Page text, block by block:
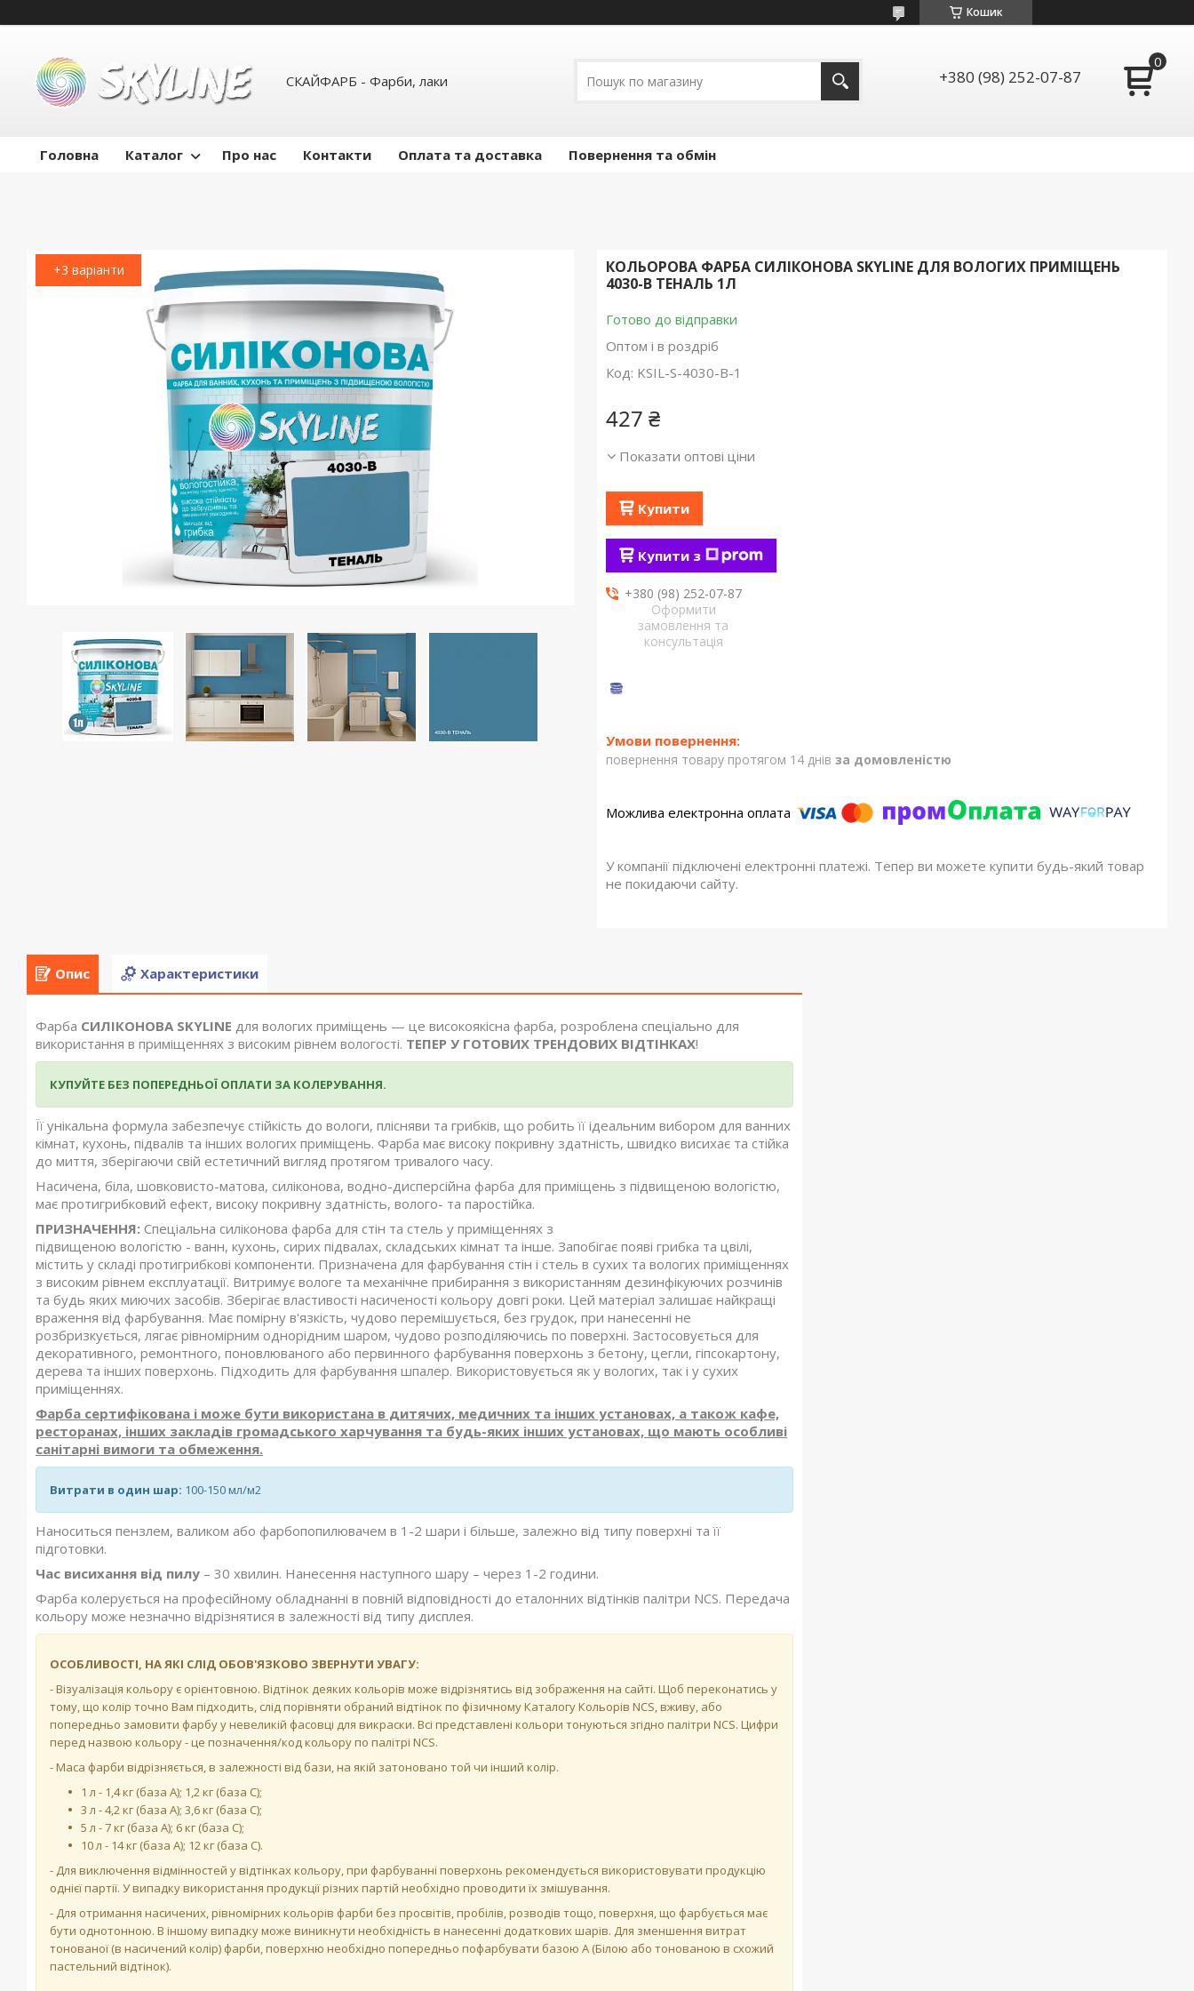
Кошик
СКАЙФАРБ - Фарби, лаки +380 (98) 252-07-87
Головна Каталог Про нас Контакти Оплата та доставка Повернення та обмін
+3 варіанти
КОЛЬОРОВА ФАРБА СИЛІКОНОВА SKYLINE ДЛЯ ВОЛОГИХ ПРИМІЩЕНЬ
4030-B ТЕНАЛЬ 1Л
Готово до відправки
Оптом і в роздріб
Код: KSIL-S-4030-B-1
427 ₴
Показати оптові ціни
Купити
Купити з
+380 (98) 252-07-87
Оформити
замовлення та
консультація
повернення товару протягом 14 днів за домовленістю
У компанії підключені електронні платежі. Тепер ви можете купити будь-який товар
не покидаючи сайту.
Опис Характеристики
Фарба СИЛІКОНОВА SKYLINE для вологих приміщень — це високоякісна фарба, розроблена спеціально для
використання в приміщеннях з високим рівнем вологості. ТЕПЕР У ГОТОВИХ ТРЕНДОВИХ ВІДТІНКАХ!
КУПУЙТЕ БЕЗ ПОПЕРЕДНЬОЇ ОПЛАТИ ЗА КОЛЕРУВАННЯ.
Її унікальна формула забезпечує стійкість до вологи, плісняви та грибків, що робить її ідеальним вибором для ванних
кімнат, кухонь, підвалів та інших вологих приміщень. Фарба має високу покривну здатність, швидко висихає та стійка
до миття, зберігаючи свій естетичний вигляд протягом тривалого часу.
Насичена, біла, шовковисто-матова, силіконова, водно-дисперсійна фарба для приміщень з підвищеною вологістю,
має протигрибковий ефект, високу покривну здатність, волого- та паростійка.
ПРИЗНАЧЕННЯ: Спеціальна силіконова фарба для стін та стель у приміщеннях з
підвищеною вологістю - ванн, кухонь, сирих підвалах, складських кімнат та інше. Запобігає появі грибка та цвілі,
містить у складі протигрибкові компоненти. Призначена для фарбування стін і стель в сухих та вологих приміщеннях
з високим рівнем експлуатації. Витримує вологе та механічне прибирання з використанням дезинфікуючих розчинів
та будь яких миючих засобів. Зберігає властивості насиченості кольору довгі роки. Цей матеріал залишає найкращі
враження від фарбування. Має помірну в'язкість, чудово перемішується, без грудок, при нанесенні не
розбризкується, лягає рівномірним однорідним шаром, чудово розподіляючись по поверхні. Застосовується для
декоративного, ремонтного, поновлюваного або первинного фарбування поверхонь з бетону, цегли, гіпсокартону,
дерева та інших поверхонь. Підходить для фарбування шпалер. Використовується як у вологих, так і у сухих
приміщеннях.
Фарба сертифікована і може бути використана в дитячих, медичних та інших установах, а також кафе,
ресторанах, інших закладів громадського харчування та будь-яких інших установах, що мають особливі
санітарні вимоги та обмеження.
Витрати в один шар: 100-150 мл/м2
Наноситься пензлем, валиком або фарбопопилювачем в 1-2 шари і більше, залежно від типу поверхні та її
підготовки.
Час висихання від пилу – 30 хвилин. Нанесення наступного шару – через 1-2 години.
Фарба колерується на професійному обладнанні в повній відповідності до еталонних відтінків палітри NCS. Передача
кольору може незначно відрізнятися в залежності від типу дисплея.
ОСОБЛИВОСТІ, НА ЯКІ СЛІД ОБОВ'ЯЗКОВО ЗВЕРНУТИ УВАГУ:
- Візуалізація кольору є орієнтовною. Відтінок деяких кольорів може відрізнятись від зображення на сайті. Щоб переконатись у
тому, що колір точно Вам підходить, слід порівняти обраний відтінок по фізичному Каталогу Кольорів NCS, вживу, або
попередньо замовити фарбу у невеликій фасовці для викраски. Всі представлені кольори тонуються згідно палітри NCS. Цифри
перед назвою кольору - це позначення/код кольору по палітрі NCS.
- Маса фарби відрізняється, в залежності від бази, на якій затоновано той чи інший колір.
1 л - 1,4 кг (база А); 1,2 кг (база С);
3 л - 4,2 кг (база А); 3,6 кг (база C);
5 л - 7 кг (база А); 6 кг (база С);
10 л - 14 кг (база А); 12 кг (база С).
- Для виключення відмінностей у відтінках кольору, при фарбуванні поверхонь рекомендується використовувати продукцію
однієї партії. У випадку використання продукції різних партій необхідно проводити їх змішування.
- Для отримання насичених, рівномірних кольорів фарби без просвітів, пробілів, розводів тощо, поверхня, що фарбується має
бути однотонною. В іншому випадку може виникнути необхідність в нанесенні додаткових шарів. Для зменшення витрат
тонованої (в насичений колір) фарби, поверхню необхідно попередньо пофарбувати базою А (Білою або тонованою в схожий
пастельний відтінок).